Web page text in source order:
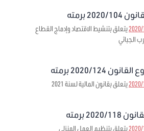
104 برمته
يتعلق بتنشيط الاقتصاد وإدماج القطاع
الجبائي
2020/124 برمته
يتعلق بقانون المالية لسنة 2021
118 برمته
يتعلق بتنظيم العمل المنزلي